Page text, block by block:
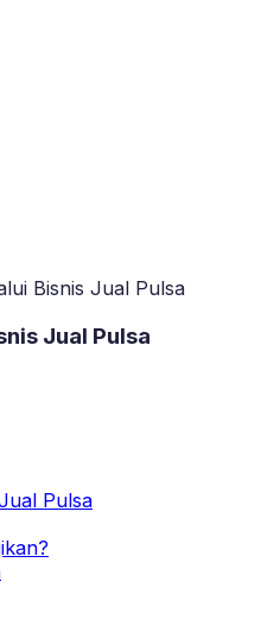
Bisnis Jual Pulsa
Jual Pulsa
Pulsa